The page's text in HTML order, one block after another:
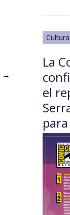
→
Cultura
La
el